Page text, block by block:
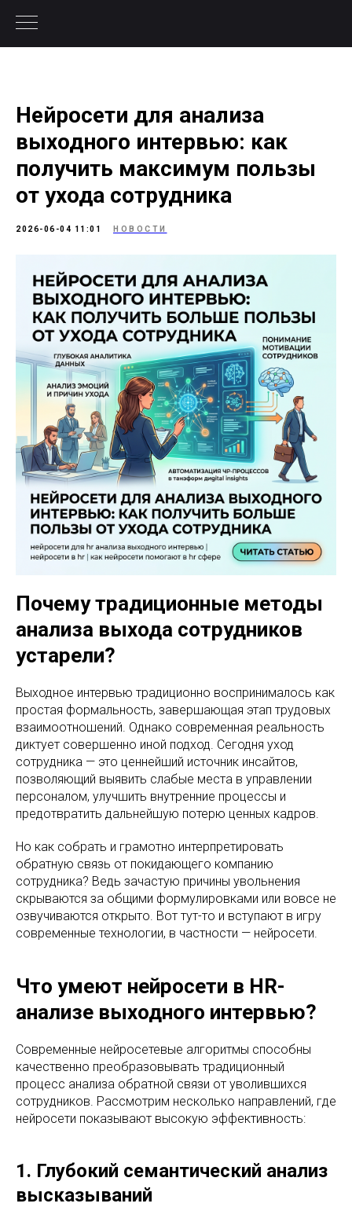
Нейросети для анализа
выходного интервью: как
получить максимум пользы
от ухода сотрудника
2026-06-04 11:01 НОВОСТИ
Почему традиционные методы
анализа выхода сотрудников
устарели?
Выходное интервью традиционно воспринималось как
простая формальность, завершающая этап трудовых
взаимоотношений. Однако современная реальность
диктует совершенно иной подход. Сегодня уход
сотрудника — это ценнейший источник инсайтов,
позволяющий выявить слабые места в управлении
персоналом, улучшить внутренние процессы и
предотвратить дальнейшую потерю ценных кадров.
Но как собрать и грамотно интерпретировать
обратную связь от покидающего компанию
сотрудника? Ведь зачастую причины увольнения
скрываются за общими формулировками или вовсе не
озвучиваются открыто. Вот тут-то и вступают в игру
современные технологии, в частности — нейросети.
Что умеют нейросети в HR-
анализе выходного интервью?
Современные нейросетевые алгоритмы способны
качественно преобразовывать традиционный
процесс анализа обратной связи от уволившихся
сотрудников. Рассмотрим несколько направлений, где
нейросети показывают высокую эффективность:
1. Глубокий семантический анализ
высказываний